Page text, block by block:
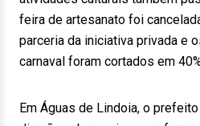
feira de artesanato foi
parceria da iniciativa privada e
carnaval foram cortados em
Em Águas de Lindoia, o